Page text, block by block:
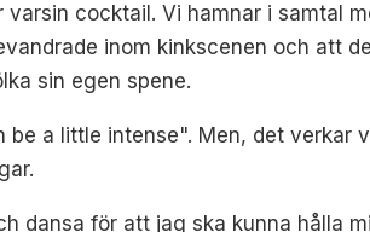
cocktail. Vi hamnar i samtal
inom kinkscenen och att
sin egen spene.
a little intense". Men, det verkar
dansa för att jag ska kunna hålla